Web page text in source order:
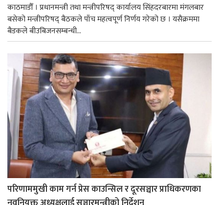
काठमाडौँ । प्रधानमन्त्री तथा मन्त्रीपरिषद् कार्यालय सिंहदरबारमा मंगलबार
बसेको मन्त्रीपरिषद् बैठकले पाँच महत्वपूर्ण निर्णय गरेको छ । यसैक्रममा
बैडकले बीउबिजनसम्बन्धी...
परिणाममुखी काम गर्न प्रेस काउन्सिल र दूरसञ्चार प्राधिकरणका